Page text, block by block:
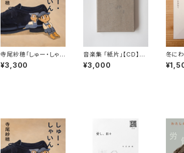
寺尾紗穂「しゅー・しゃい
ん」【CD】
¥3,300
音楽集 「紙片」【CD】※
完売御礼
¥3,000
冬に
now」
D】※